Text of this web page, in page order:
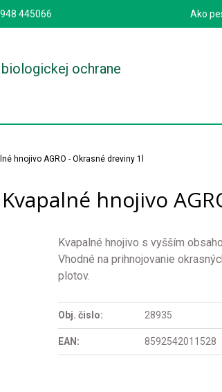
ochrane
445066 Ako
hnojivo AGRO - Okrasné dreviny 1l
Kvapalné hnojivo
Kvapalné hnojivo s vyšším
Vhodné na prihnojovanie
plotov.
Obj. čislo: 28935
EAN: 8592542011528